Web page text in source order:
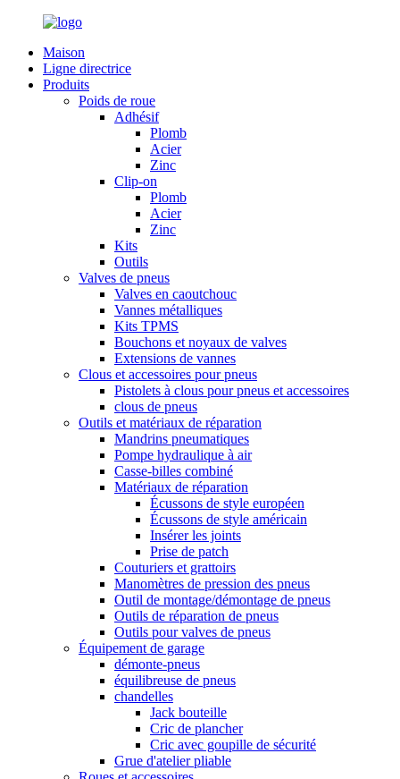
Maison
Ligne directrice
Produits
Poids de roue
Adhésif
Plomb
Acier
Zinc
Clip-on
Plomb
Acier
Zinc
Kits
Outils
Valves de pneus
Valves en caoutchouc
Vannes métalliques
Kits TPMS
Bouchons et noyaux de valves
Extensions de vannes
Clous et accessoires pour pneus
Pistolets à clous pour pneus et accessoires
clous de pneus
Outils et matériaux de réparation
Mandrins pneumatiques
Pompe hydraulique à air
Casse-billes combiné
Matériaux de réparation
Écussons de style européen
Écussons de style américain
Insérer les joints
Prise de patch
Couturiers et grattoirs
Manomètres de pression des pneus
Outil de montage/démontage de pneus
Outils de réparation de pneus
Outils pour valves de pneus
Équipement de garage
démonte-pneus
équilibreuse de pneus
chandelles
Jack bouteille
Cric de plancher
Cric avec goupille de sécurité
Grue d'atelier pliable